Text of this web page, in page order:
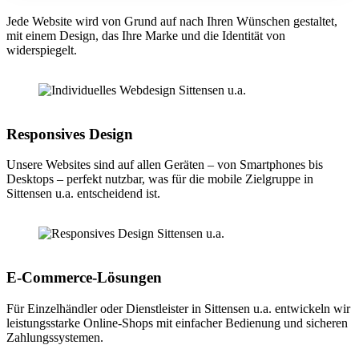
Jede Website wird von Grund auf nach Ihren Wünschen gestaltet,
mit einem Design, das Ihre Marke und die Identität von
widerspiegelt.
Responsives Design
Unsere Websites sind auf allen Geräten – von Smartphones bis
Desktops – perfekt nutzbar, was für die mobile Zielgruppe in
Sittensen u.a. entscheidend ist.
E-Commerce-Lösungen
Für Einzelhändler oder Dienstleister in Sittensen u.a. entwickeln wir
leistungsstarke Online-Shops mit einfacher Bedienung und sicheren
Zahlungssystemen.